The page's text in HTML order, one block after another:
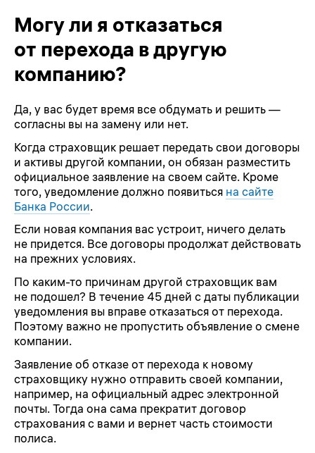
Могу ли я отказаться
от перехода в другую
компанию?
Да, у вас будет время все обдумать и решить —
согласны вы на замену или нет.
Когда страховщик решает передать свои договоры
и активы другой компании, он обязан разместить
официальное заявление на своем сайте. Кроме
того, уведомление должно появиться на сайте
Банка России.
Если новая компания вас устроит, ничего делать
не придется. Все договоры продолжат действовать
на прежних условиях.
По каким-то причинам другой страховщик вам
не подошел? В течение 45 дней с даты публикации
уведомления вы вправе отказаться от перехода.
Поэтому важно не пропустить объявление о смене
компании.
Заявление об отказе от перехода к новому
страховщику нужно отправить своей компании,
например, на официальный адрес электронной
почты. Тогда она сама прекратит договор
страхования с вами и вернет часть стоимости
полиса.